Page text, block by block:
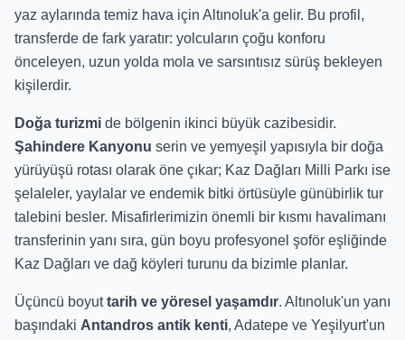
yaz aylarında temiz hava için Altınoluk'a gelir. Bu profil,
transferde de fark yaratır: yolcuların çoğu konforu
önceleyen, uzun yolda mola ve sarsıntısız sürüş bekleyen
kişilerdir.
Doğa turizmi de bölgenin ikinci büyük cazibesidir.
Şahindere Kanyonu serin ve yemyeşil yapısıyla bir doğa
yürüyüşü rotası olarak öne çıkar; Kaz Dağları Milli Parkı ise
şelaleler, yaylalar ve endemik bitki örtüsüyle günübirlik tur
talebini besler. Misafirlerimizin önemli bir kısmı havalimanı
transferinin yanı sıra, gün boyu profesyonel şoför eşliğinde
Kaz Dağları ve dağ köyleri turunu da bizimle planlar.
Üçüncü boyuttarih ve yöresel yaşamdır. Altınoluk'un yanı
başındaki Antandros antik kenti, Adatepe ve Yeşilyurt'un